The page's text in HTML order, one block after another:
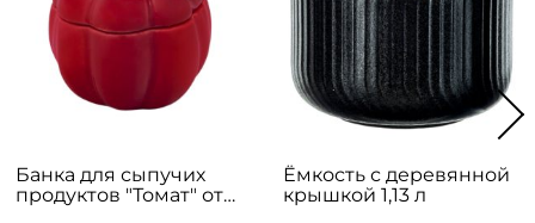
Банка для сыпучих
продуктов "Томат" от
Ёмкость с деревянной
крышкой 1,13 л